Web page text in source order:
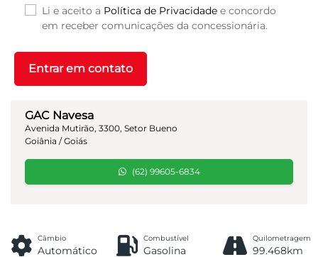
GAC Navesa
Avenida Mutirão, 3300, Setor Bueno
Goiânia / Goiás
(62) 99605-6834
Li e aceito a Política de Privacidade e concordo
em receber comunicações da concessionária.
Entrar em contato
Câmbio
Automático
Combustível
Gasolina
Quilometragem
99.468km